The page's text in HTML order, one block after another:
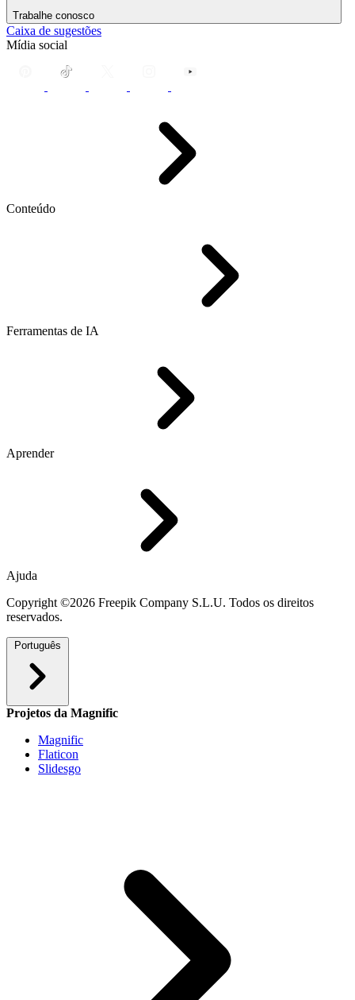
Trabalhe conosco
Caixa de sugestões
Mídia social
Conteúdo
Ferramentas de IA
Aprender
Ajuda
Copyright ©2026 Freepik Company S.L.U. Todos os direitos
reservados.
Português
Projetos da Magnific
Magnific
Flaticon
Slidesgo